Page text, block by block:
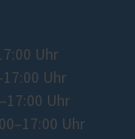
Uhr
Uhr
Uhr
Uhr